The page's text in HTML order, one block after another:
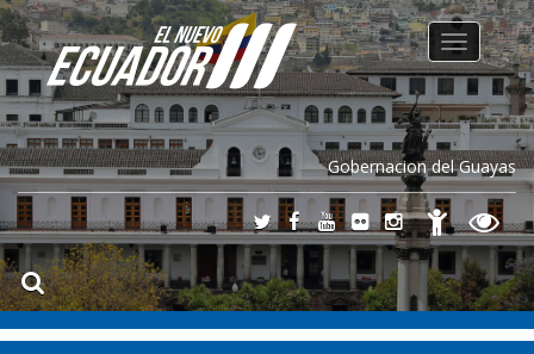
Gobernacion del Guayas
Toggle
navigation